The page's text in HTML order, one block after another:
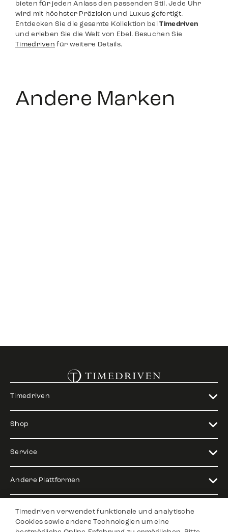
bieten für jeden Anlass den passenden Stil. Jede Uhr
wird mit höchster Präzision und Luxus gefertigt.
Entdecken Sie die gesamte Kollektion beiTimedriven
und erleben Sie die Welt von Ebel. Besuchen Sie
Timedriven für weitere Details.
Andere Marken
Timedriven
Shop
Service
Andere Plattformen
Rechtlich
Timedriven verwendet funktionale und analytische
Cookies sowie andere Technologien um eine